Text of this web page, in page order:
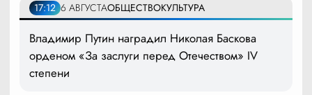
17:12 6 АВГУСТАОБЩЕСТВОКУЛЬТУРА
Владимир Путин наградил Николая Баскова
орденом «За заслуги перед Отечеством» IV
степени